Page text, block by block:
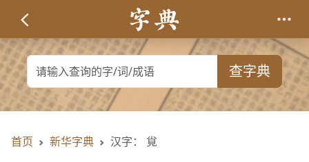
查字典
首页 新华字典 汉字： 覍